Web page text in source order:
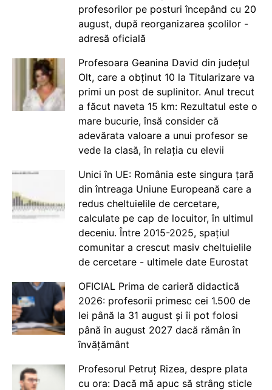
profesorilor pe posturi începând cu 20
august, după reorganizarea școlilor -
adresă oficială
Profesoara Geanina David din județul
Olt, care a obținut 10 la Titularizare va
primi un post de suplinitor. Anul trecut
a făcut naveta 15 km: Rezultatul este o
mare bucurie, însă consider că
adevărata valoare a unui profesor se
vede la clasă, în relația cu elevii
Unici în UE: România este singura țară
din întreaga Uniune Europeană care a
redus cheltuielile de cercetare,
calculate pe cap de locuitor, în ultimul
deceniu. Între 2015-2025, spațiul
comunitar a crescut masiv cheltuielile
de cercetare - ultimele date Eurostat
OFICIAL Prima de carieră didactică
2026: profesorii primesc cei 1.500 de
lei până la 31 august și îi pot folosi
până în august 2027 dacă rămân în
învățământ
Profesorul Petruț Rizea, despre plata
cu ora: Dacă mă apuc să strâng sticle